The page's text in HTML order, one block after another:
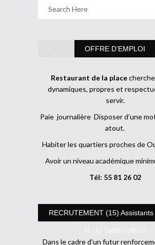
OFFRE D’EMPLOI
Restaurant de la place
dynamiques, propres et
servir.
Paie journalière Disposer d’une
atout.
Habiter les quartiers proches de
Avoir un niveau académique
Tél: 55 81 26 02
RECRUTEMENT (15)
et (1) Safety officer
Dans le cadre d’un futur